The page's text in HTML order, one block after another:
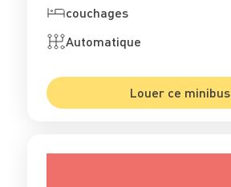
couchages
Automatique
Louer ce minibus